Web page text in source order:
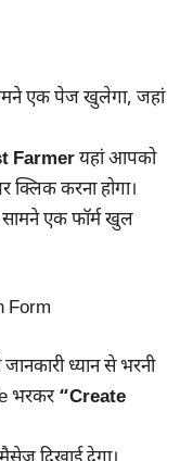
एक पेज खुलेगा, जहां
Farmerयहां आपको
क्लिक करना होगा।
एक फॉर्म खुल
Form
ध्यान से भरनी
भरकर“Create